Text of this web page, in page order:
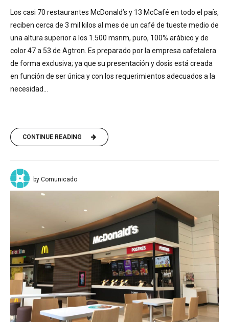
Los casi 70 restaurantes McDonald’s y 13 McCafé en todo el país,
reciben cerca de 3 mil kilos al mes de un café de tueste medio de
una altura superior a los 1.500 msnm, puro, 100% arábico y de
color 47 a 53 de Agtron. Es preparado por la empresa cafetalera
de forma exclusiva; ya que su presentación y dosis está creada
en función de ser única y con los requerimientos adecuados a la
necesidad...
CONTINUE READING
by Comunicado